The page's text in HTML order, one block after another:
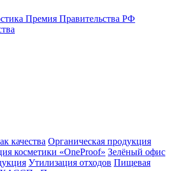
Премия Правительства РФ
качества Органическая продукция
косметики «OneProof» Зелёный офис
Утилизация отходов Пищевая